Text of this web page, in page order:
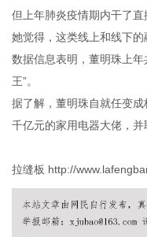
但上年肺炎疫情期内干了
她觉得，这类线上和线下
数据信息表明，董明珠上
王”。
据了解，董明珠自就任变
千亿元的家用电器大佬，
拉缝板 http://